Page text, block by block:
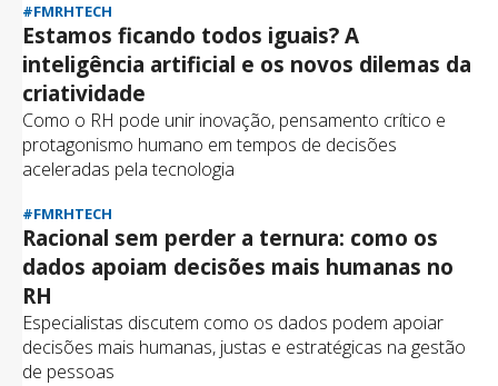
#FMRHTECH
Estamos ficando todos iguais? A
inteligência artificial e os novos dilemas da
criatividade
Como o RH pode unir inovação, pensamento crítico e
protagonismo humano em tempos de decisões
aceleradas pela tecnologia
#FMRHTECH
Racional sem perder a ternura: como os
dados apoiam decisões mais humanas no
RH
Especialistas discutem como os dados podem apoiar
decisões mais humanas, justas e estratégicas na gestão
de pessoas